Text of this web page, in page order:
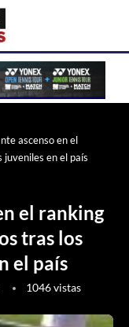
ascenso en el
en el país
el ranking
tras los
el país
1046vistas